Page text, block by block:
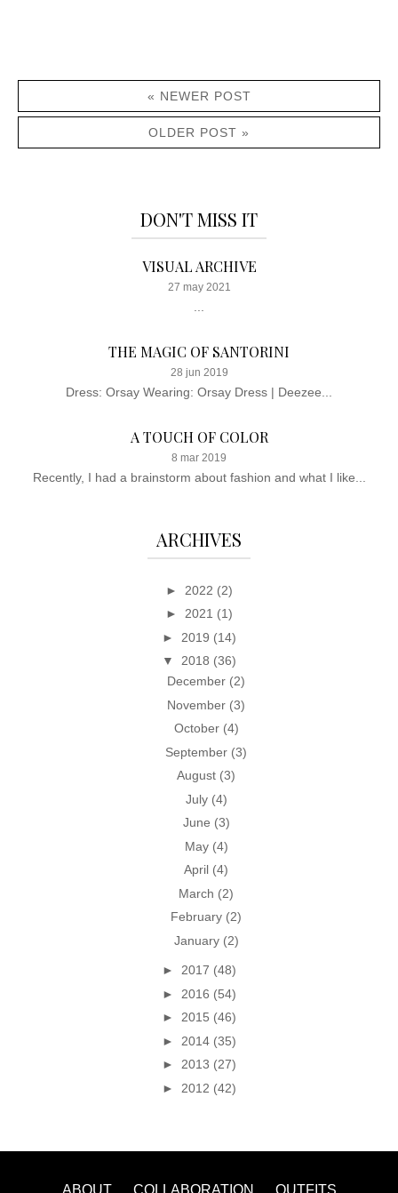
« NEWER POST
OLDER POST »
DON'T MISS IT
VISUAL ARCHIVE
27 may 2021
THE MAGIC OF SANTORINI
28 jun 2019
Dress: Orsay Wearing: Orsay Dress | Deezee...
A TOUCH OF COLOR
8 mar 2019
Recently, I had a brainstorm about fashion and what I like...
ARCHIVES
► 2022 (2)
► 2021 (1)
► 2019 (14)
▼ 2018 (36)
December (2)
November (3)
October (4)
September (3)
August (3)
July (4)
June (3)
May (4)
April (4)
March (2)
February (2)
January (2)
► 2017 (48)
► 2016 (54)
► 2015 (46)
► 2014 (35)
► 2013 (27)
► 2012 (42)